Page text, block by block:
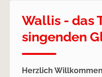
Wallis - das
singenden
Herzlich